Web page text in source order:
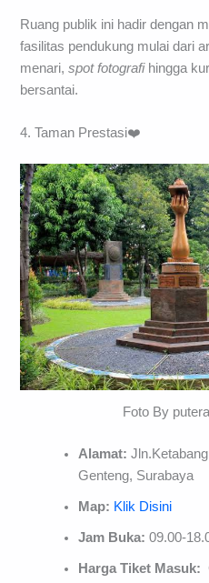
Ruang publik ini hadir dengan
fasilitas pendukung mulai dari
menari,spot fotografihingga
bersantai.
4. Taman Prestasi❤️
Foto By
Alamat:
Genteng, Surabaya
Map: Klik Disini
Jam Buka: 09.00-
Harga Tiket Masuk: